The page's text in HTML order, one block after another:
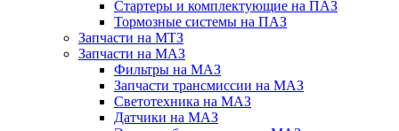
Стартеры и комплектующие на ПАЗ
Тормозные системы на ПАЗ
Запчасти на МТЗ
Запчасти на МАЗ
Фильтры на МАЗ
Запчасти трансмиссии на МАЗ
Светотехника на МАЗ
Датчики на МАЗ